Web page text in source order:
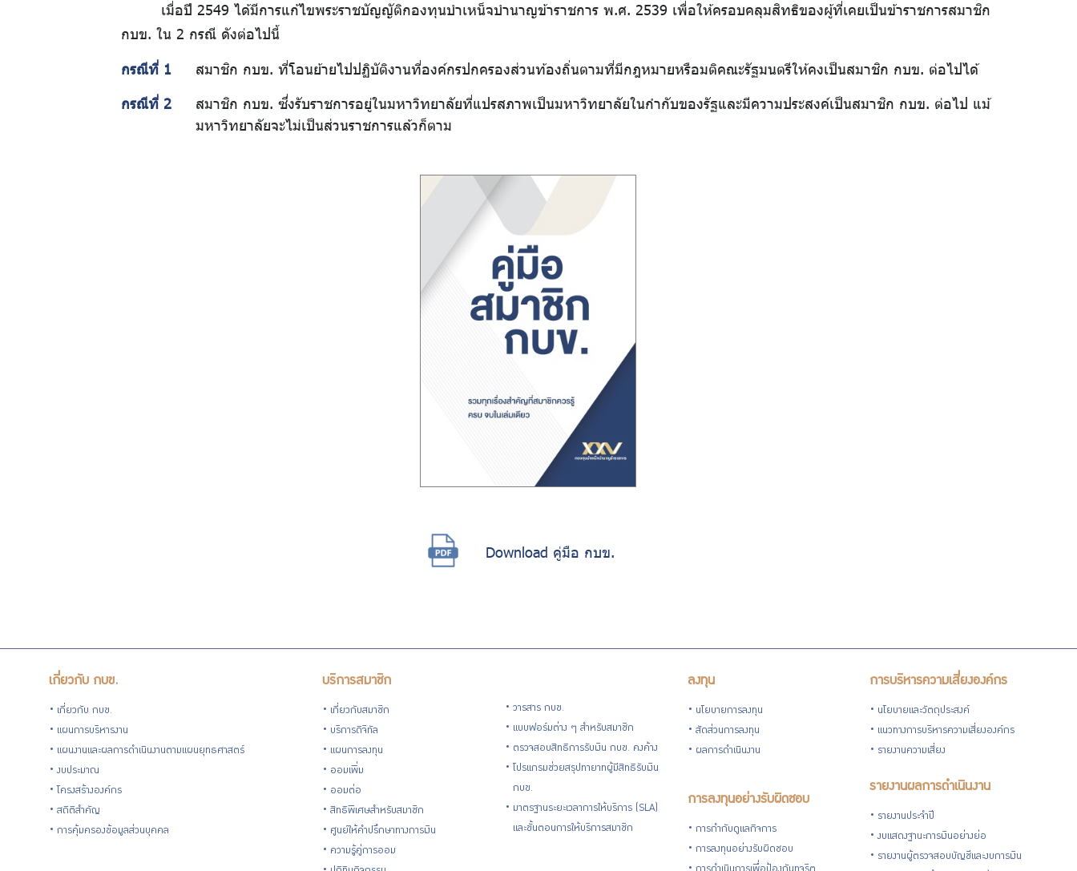
ต่างๆ
คู่มือหรือ
มาตรฐาน
เมื่อปี 2549 ได้มีการแก้ไขพระราชบัญญัติกองทุนบำเหน็จบำนาญข้าราชการ พ.ศ. 2539 เพื่อให้ครอบคลุมสิทธิของผู้ที่เคยเป็นข้าราชการสมาชิก
กบข. ใน 2 กรณี ดังต่อไปนี้
กรณีที่ 1
สมาชิก กบข. ที่โอนย้ายไปปฏิบัติงานที่องค์กรปกครองส่วนท้องถิ่นตามที่มีกฎหมายหรือมติคณะรัฐมนตรีให้คงเป็นสมาชิก กบข. ต่อไปได้
กรณีที่ 2
สมาชิก กบข. ซึ่งรับราชการอยู่ในมหาวิทยาลัยที่แปรสภาพเป็นมหาวิทยาลัยในกำกับของรัฐและมีความประสงค์เป็นสมาชิก กบข. ต่อไป แม้
มหาวิทยาลัยจะไม่เป็นส่วนราชการแล้วก็ตาม
Download คู่มือ กบข.
เกี่ยวกับ กบข.
เกี่ยวกับ กบข.
แผนการบริหารงาน
แผนงานและผลการดำเนินงานตามแผนยุทธศาสตร์
งบประมาณ
โครงสร้างองค์กร
สถิติสำคัญ
การคุ้มครองข้อมูลส่วนบุคคล
บริการสมาชิก
เกี่ยวกับสมาชิก
บริการดิจิทัล
แผนการลงทุน
ออมเพิ่ม
ออมต่อ
สิทธิพิเศษสำหรับสมาชิก
ศูนย์ให้คำปรึกษาทางการเงิน
ความรู้คู่การออม
วารสาร กบข.
แบบฟอร์มต่าง ๆ สำหรับสมาชิก
ตรวจสอบสิทธิการรับเงิน กบข. คงค้าง
โปรแกรมช่วยสรุปทายาทผู้มีสิทธิรับเงิน
กบข.
มาตรฐานระยะเวลาการให้บริการ (SLA)
และขั้นตอนการให้บริการสมาชิก
ลงทุน
นโยบายการลงทุน
สัดส่วนการลงทุน
ผลการดำเนินงาน
การลงทุนอย่างรับผิดชอบ
การกำกับดูแลกิจการ
การลงทุนอย่างรับผิดชอบ
การบริหารความเสี่ยงองค์กร
นโยบายและวัตถุประสงค์
แนวทางการบริหารความเสี่ยงองค์กร
รายงานความเสี่ยง
รายงานผลการดำเนินงาน
รายงานประจำปี
งบแสดงฐานะการเงินอย่างย่อ
รายงานผู้ตรวจสอบบัญชีและงบการเงิน